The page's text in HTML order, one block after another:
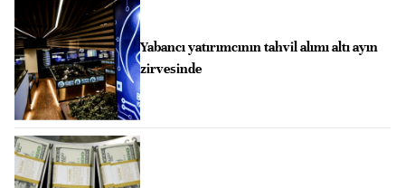
Yabancı yatırımcının tahvil alımı altı ayın
zirvesinde